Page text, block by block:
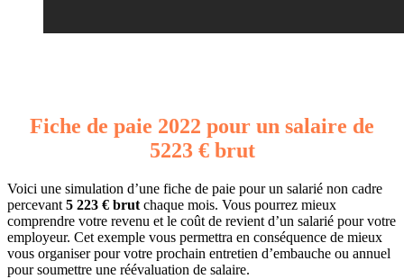
Fiche de paie 2022 pour un salaire de
5223 € brut
Voici une simulation d’une fiche de paie pour un salarié non cadre
percevant 5 223 € brut chaque mois. Vous pourrez mieux
comprendre votre revenu et le coût de revient d’un salarié pour votre
employeur. Cet exemple vous permettra en conséquence de mieux
vous organiser pour votre prochain entretien d’embauche ou annuel
pour soumettre une réévaluation de salaire.